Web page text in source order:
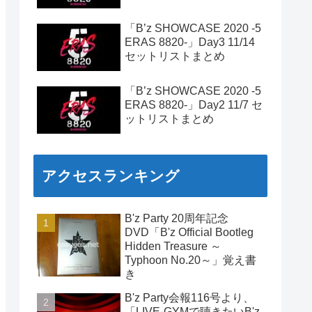
「B’z SHOWCASE 2020 -5
ERAS 8820-」Day3 11/14
セットリストまとめ
「B’z SHOWCASE 2020 -5
ERAS 8820-」Day2 11/7 セ
ットリストまとめ
アクセスランキング
B'z Party 20周年記念
DVD「B'z Official Bootleg
Hidden Treasure ～
Typhoon No.20～」覚え書
き
B'z Party会報116号より、